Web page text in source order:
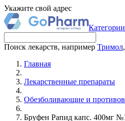
Укажите свой адрес
Категории
Поиск лекарств, например Тримол,
Главная
Лекарственные препараты
Обезболивающие и
Бруфен Рапид капс. 400мг